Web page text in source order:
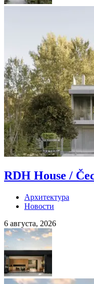
RDH House /
Архитектура
Новости
6 августа, 2026